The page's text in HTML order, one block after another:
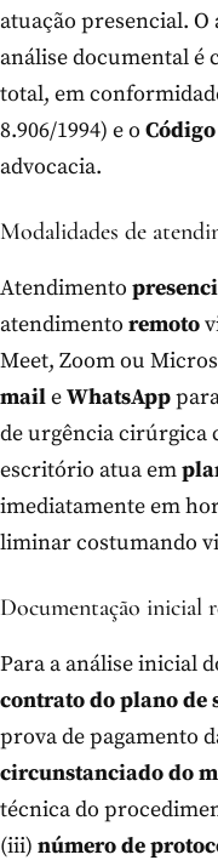
atuação presencial.
análise documental é
total, em
8.906/1994) e o
advocacia.
Modalidades de
Atendimento
atendimento remoto
Meet, Zoom ou
maileWhatsApp
de urgência cirúrgica
escritório atua em
imediatamente em
liminar costumando
Documentação inicial
Para a análise inicial
contrato do plano de
prova de pagamento
circunstanciado do
técnica do
(iii) número de